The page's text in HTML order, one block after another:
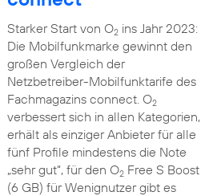
Starker Start von O2ins Jahr 2023:
Die Mobilfunkmarke gewinnt den
großen Vergleich der
Netzbetreiber-Mobilfunktarife des
Fachmagazins connect. O2
verbessert sich in allen Kategorien,
erhält als einziger Anbieter für alle
fünf Profile mindestens die Note
„sehr gut“, für den O2Free S Boost
(6 GB) für Wenignutzer gibt es